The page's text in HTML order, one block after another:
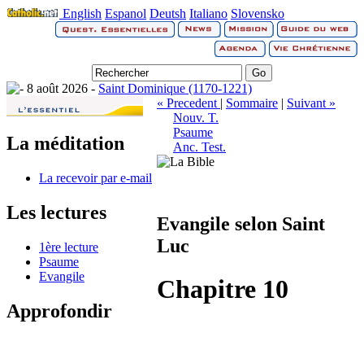
English Espanol Deutsh Italiano Slovensko
8 août 2026 - Saint Dominique (1170-1221)
La méditation
La recevoir par e-mail
Les lectures
1ère lecture
Psaume
Evangile
Approfondir
« Precedent | Sommaire | Suivant »
Nouv. T.
Psaume
Anc. Test.
Evangile selon Saint
Luc
Chapitre 10